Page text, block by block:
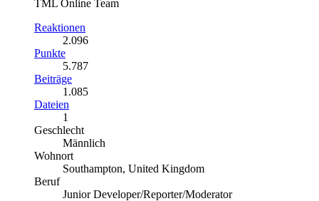
TML Online Team
Reaktionen
2.096
Punkte
5.787
Beiträge
1.085
Dateien
1
Geschlecht
Männlich
Wohnort
Southampton, United Kingdom
Beruf
Junior Developer/Reporter/Moderator